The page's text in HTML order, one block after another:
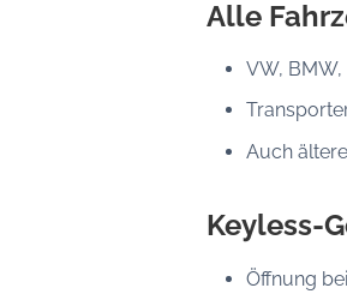
Alle
VW,
Auch
Keyless-
Öffnung